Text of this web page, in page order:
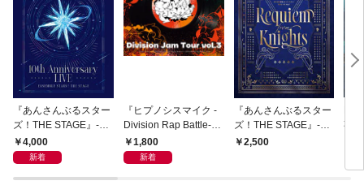
『あんさんぶるスター
ズ！THE STAGE』-10t
h Anniversary LIVE- パ
ンフレット【電子版】
4,000
新着
『ヒプノシスマイク -
Division Rap Battle-』
Rule the Stage《Divisi
on Jam Tour》vol.3 パ
1,800
新着
『あんさんぶるスター
ズ！THE STAGE』-Re
quiem from Knights-
2,500
事
版】